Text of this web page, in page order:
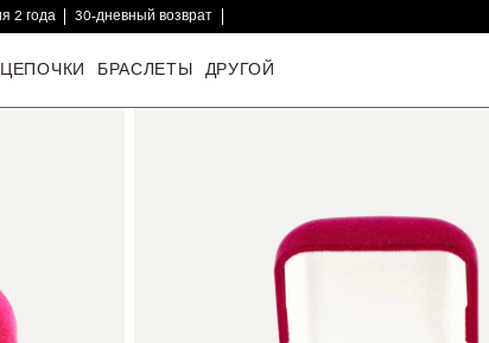
2 года
30-дневный возврат
ЦЕПОЧКИ БРАСЛЕТЫ ДРУГОЙ